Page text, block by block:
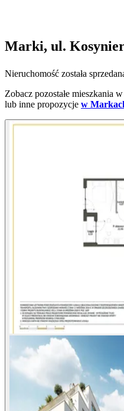
Marki, ul.
Nieruchomość została
Zobacz pozostałe mieszkania
lub inne propozycje w